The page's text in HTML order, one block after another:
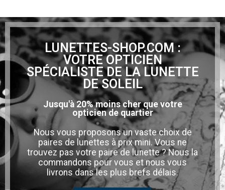
LUNETTES-SHOP.COM :
VOTRE OPTICIEN
SPÉCIALISTE DE LA LUNETTE
DE SOLEIL
Jusqu'à 20% moins cher que votre
opticien de quartier
Nous vous proposons un vaste choix de
paires de lunettes à prix mini. Vous ne
trouvez pas votre paire de lunette ? Nous la
commandons pour vous et nous vous
livrons dans les plus brefs délais.